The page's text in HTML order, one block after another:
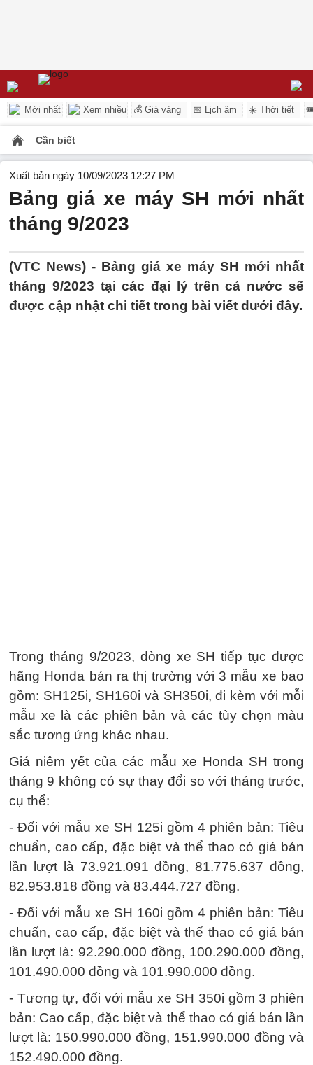
Mới nhất Xem nhiều 💰 Giá vàng 📅 Lịch âm ☀️ Thời tiết
Cần biết
Xuất bản ngày 10/09/2023 12:27 PM
Bảng giá xe máy SH mới nhất
tháng 9/2023
(VTC News) - Bảng giá xe máy SH mới nhất
tháng 9/2023 tại các đại lý trên cả nước sẽ
được cập nhật chi tiết trong bài viết dưới đây.
Trong tháng 9/2023, dòng xe SH tiếp tục được
hãng Honda bán ra thị trường với 3 mẫu xe bao
gồm: SH125i, SH160i và SH350i, đi kèm với mỗi
mẫu xe là các phiên bản và các tùy chọn màu
sắc tương ứng khác nhau.
Giá niêm yết của các mẫu xe Honda SH trong
tháng 9 không có sự thay đổi so với tháng trước,
cụ thể:
- Đối với mẫu xe SH 125i gồm 4 phiên bản: Tiêu
chuẩn, cao cấp, đặc biệt và thể thao có giá bán
lần lượt là 73.921.091 đồng, 81.775.637 đồng,
82.953.818 đồng và 83.444.727 đồng.
- Đối với mẫu xe SH 160i gồm 4 phiên bản: Tiêu
chuẩn, cao cấp, đặc biệt và thể thao có giá bán
lần lượt là: 92.290.000 đồng, 100.290.000 đồng,
101.490.000 đồng và 101.990.000 đồng.
- Tương tự, đối với mẫu xe SH 350i gồm 3 phiên
bản: Cao cấp, đặc biệt và thể thao có giá bán lần
lượt là: 150.990.000 đồng, 151.990.000 đồng và
152.490.000 đồng.